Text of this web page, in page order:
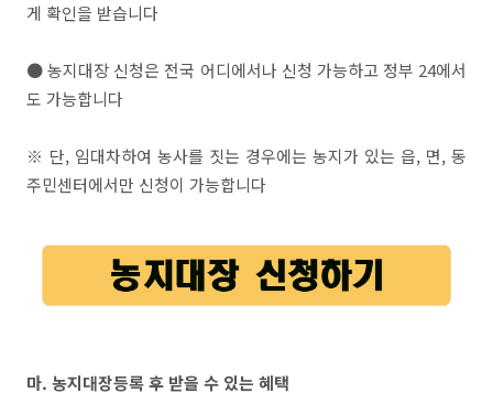
게 확인을 받습니다
● 농지대장 신청은 전국 어디에서나 신청 가능하고 정부 24에서
도 가능합니다
※ 단, 임대차하여 농사를 짓는 경우에는 농지가 있는 읍, 면, 동
주민센터에서만 신청이 가능합니다
마. 농지대장등록 후 받을 수 있는 혜택